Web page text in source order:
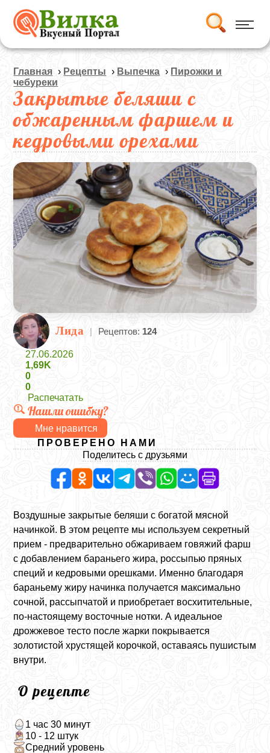
Главная › Рецепты › Выпечка › Пирожки и
чебуреки
Закрытые беляши с
обжаренным фаршем и
кедровыми орехами
Лида | Рецептов: 124
27.06.2026
1,69K
0
0
Распечатать
Нашли ошибку?
Мне нравится
ПРОВЕРЕНО НАМИ
Поделитесь с друзьями
Воздушные закрытые беляши с богатой мясной
начинкой. В этом рецепте мы используем секретный
прием - предварительно обжариваем говяжий фарш
с добавлением бараньего жира, россыпью пряных
специй и кедровыми орешками. Именно благодаря
бараньему жиру начинка получается максимально
сочной, рассыпчатой и приобретает восхитительные,
по-настоящему восточные нотки. А идеальное
дрожжевое тесто после жарки покрывается
золотистой хрустящей корочкой, оставаясь пушистым
внутри.
О рецепте
1 час 30 минут
10 - 12 штук
Средний уровень